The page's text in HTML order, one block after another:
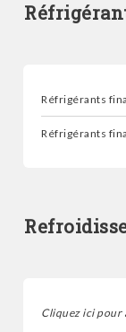
Réfrigérants
Réfrigérants
Cliquez ici pour